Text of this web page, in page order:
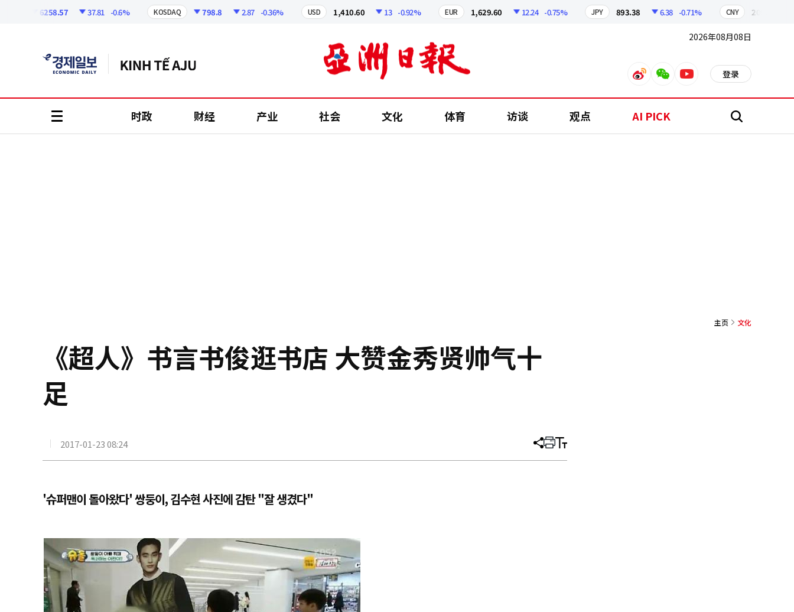
6258.57 37.81 -0.6% KOSDAQ 798.8 2.87 -0.36% USD 1,410.60 -0.92% EUR 1,629.60 12.24 -0.75% JPY 893.38 6.38 -0.71% CNY 209.17
2026年08月08日
weiboweixinyoutube 登录
时政 财经 产业 社会 文化 体育 访谈 观点 AI PICK 搜
主页 文化
《超人》书言书俊逛书店 大赞金秀贤帅气十
足
2017-01-23 08:24 分
文
打 调
大
'슈퍼맨이 돌아왔다' 쌍둥이, 김수현 사진에 감탄 "잘 생겼다"